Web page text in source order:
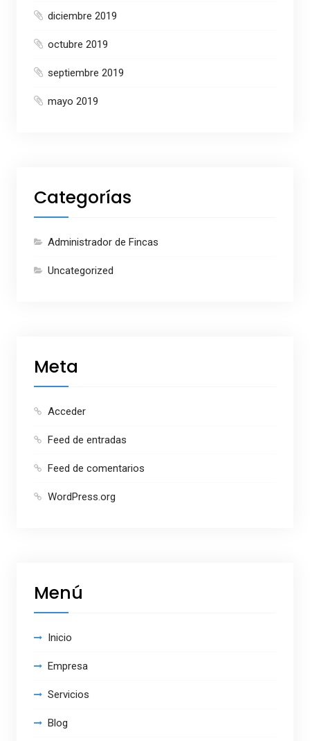
diciembre 2019
octubre 2019
septiembre 2019
mayo 2019
Categorías
Administrador de Fincas
Uncategorized
Meta
Acceder
Feed de entradas
Feed de comentarios
WordPress.org
Menú
Inicio
Empresa
Servicios
Blog